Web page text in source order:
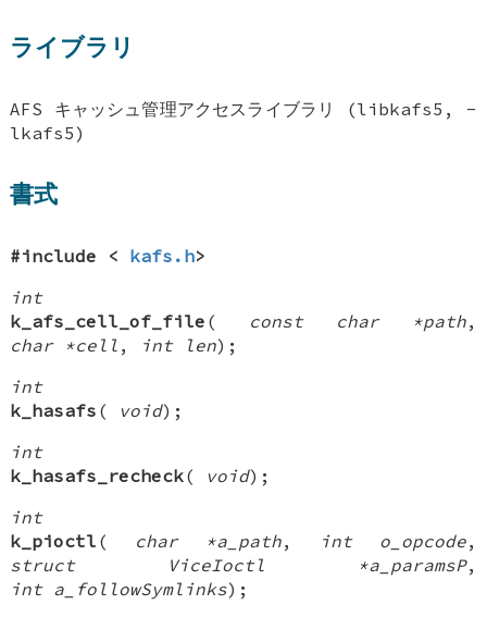
ライブラリ
AFS キャッシュ管理アクセスライブラリ (libkafs5, -
lkafs5)
書式
#include < kafs.h>
int
k_afs_cell_of_file ( const char *path,
char *cell , int len);
int
k_hasafs ( void);
int
k_hasafs_recheck( void);
int
k_pioctl ( char *a_path, int o_opcode,
struct ViceIoctl *a_paramsP,
int a_followSymlinks);